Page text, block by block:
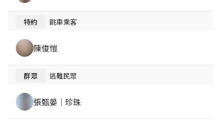
特約 跳車乘客
陳俊愷
群眾 逃難民眾
張甄晏｜珍珠